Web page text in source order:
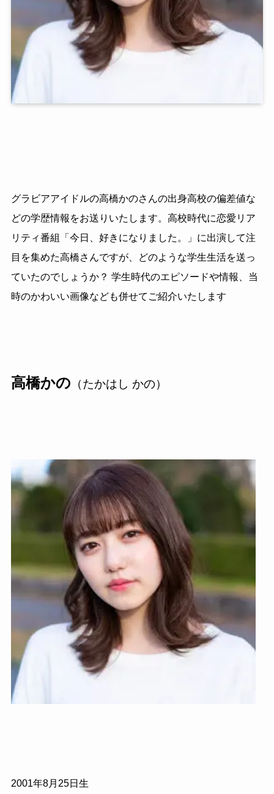
グラビアアイドルの高橋かのさんの出身高校の偏差値な
どの学歴情報をお送りいたします。高校時代に恋愛リア
リティ番組「今日、好きになりました。」に出演して注
目を集めた高橋さんですが、どのような学生生活を送っ
ていたのでしょうか？ 学生時代のエピソードや情報、当
時のかわいい画像なども併せてご紹介いたします
高橋かの （たかはし かの）
2001年8月25日生